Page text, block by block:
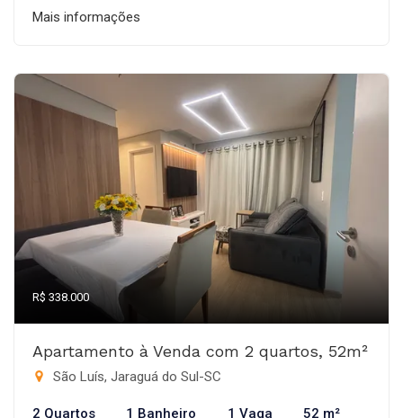
Mais informações
R$ 338.000
Apartamento à Venda com 2 quartos, 52m²
São Luís, Jaraguá do Sul-SC
2 Quartos 1 Banheiro 1 Vaga 52 m²